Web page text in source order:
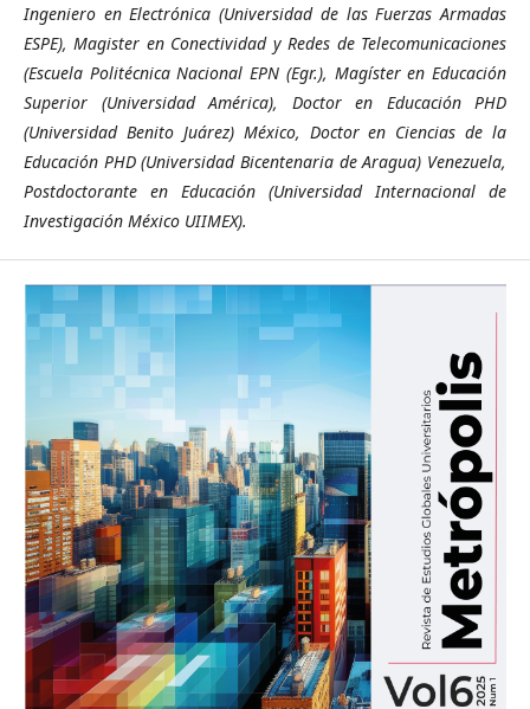
Ingeniero en Electrónica (Universidad de las Fuerzas Armadas
ESPE), Magister en Conectividad y Redes de Telecomunicaciones
(Escuela Politécnica Nacional EPN (Egr.), Magíster en Educación
Superior (Universidad América), Doctor en Educación PHD
(Universidad Benito Juárez) México, Doctor en Ciencias de la
Educación PHD (Universidad Bicentenaria de Aragua) Venezuela,
Postdoctorante en Educación (Universidad Internacional de
Investigación México UIIMEX).